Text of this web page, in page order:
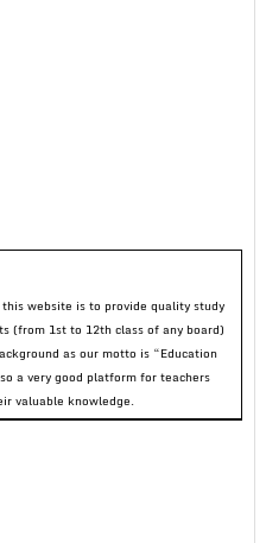
website is to provide quality study
(from 1st to 12th class of any board)
as our motto is “Education
a very good platform for teachers
valuable knowledge.